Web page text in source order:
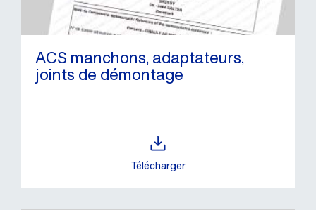
ACS manchons, adaptateurs,
joints de démontage
Télécharger